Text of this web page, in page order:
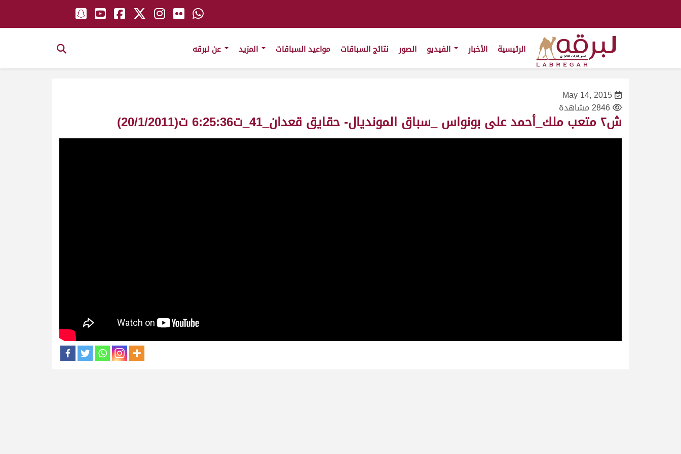
الرئيسية الأخبار الصور نتائج السباقات مواعيد السباقات
May 14, 2015
2846 مشاهدة
ش٢ متعب ملك_أحمد على بونواس _سباق المونديال- حقايق قعدان_41_ت6:25:36 ت(20/1/2011)